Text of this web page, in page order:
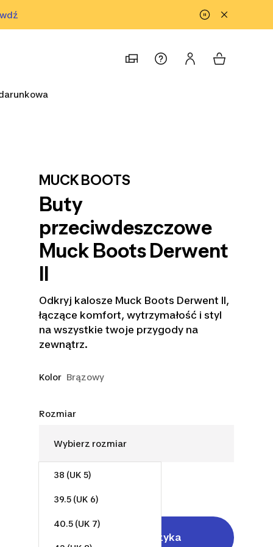
MUCK BOOTS
Buty
przeciwdeszczowe
Muck Boots Derwent
II
Odkryj kalosze Muck Boots Derwent II,
łączące komfort, wytrzymałość i styl
na wszystkie twoje przygody na
zewnątrz.
Kolor Brązowy
Rozmiar
38 (UK 5)
39.5 (UK 6)
40.5 (UK 7)
Dodaj do koszyka